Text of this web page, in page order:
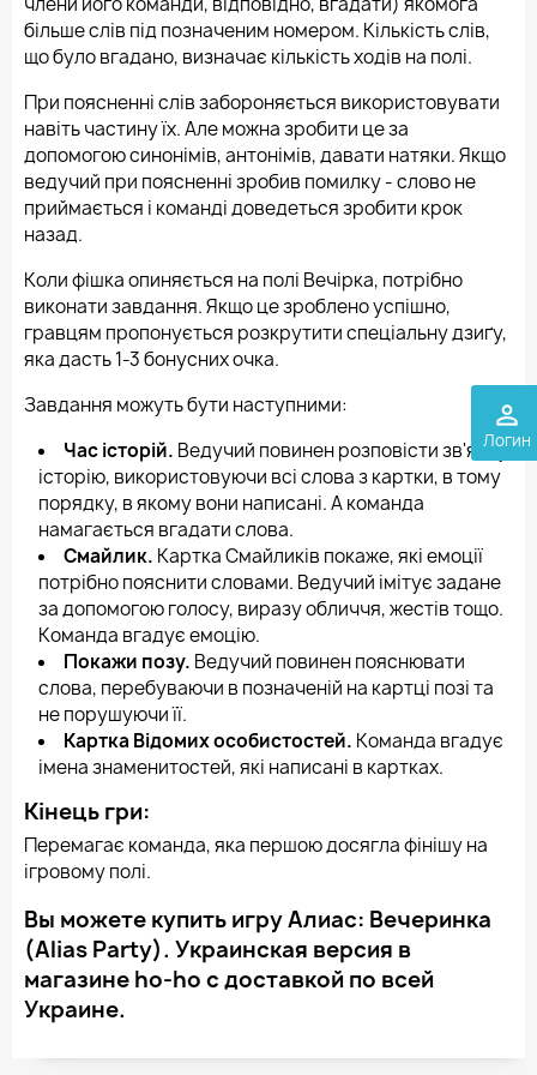
perm_identity
Логин
більше слів під позначеним номером. Кількість слів,
що було вгадано, визначає кількість ходів на полі.
При поясненні слів забороняється використовувати
навіть частину їх. Але можна зробити це за
допомогою синонімів, антонімів, давати натяки. Якщо
ведучий при поясненні зробив помилку - слово не
приймається і команді доведеться зробити крок
назад.
Коли фішка опиняється на полі Вечірка, потрібно
виконати завдання. Якщо це зроблено успішно,
гравцям пропонується розкрутити спеціальну дзиґу,
яка дасть 1-3 бонусних очка.
Завдання можуть бути наступними:
Час історій. Ведучий повинен розповісти зв'язну
історію, використовуючи всі слова з картки, в тому
порядку, в якому вони написані. А команда
намагається вгадати слова.
Смайлик. Картка Смайликів покаже, які емоції
потрібно пояснити словами. Ведучий імітує задане
за допомогою голосу, виразу обличчя, жестів тощо.
Команда вгадує емоцію.
Покажи позу. Ведучий повинен пояснювати
слова, перебуваючи в позначеній на картці позі та
не порушуючи її.
Картка Відомих особистостей. Команда вгадує
імена знаменитостей, які написані в картках.
Кінець гри:
Перемагає команда, яка першою досягла фінішу на
ігровому полі.
Вы можете купить игру Алиас: Вечеринка
(Alias ​​Party). Украинская версия в
магазине ho-ho с доставкой по всей
Украине.